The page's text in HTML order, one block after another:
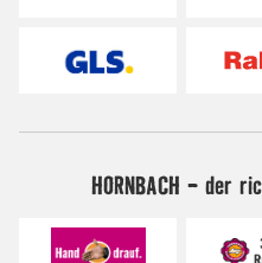
HORNBACH - der